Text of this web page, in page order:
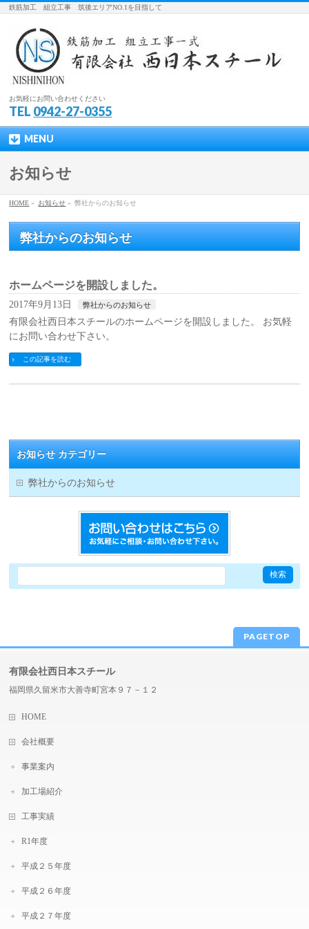
鉄筋加工 組立工事 筑後エリアNO.1を目指して
お気軽にお問い合わせください
TEL 0942-27-0355
MENU
お知らせ
HOME » お知らせ » 弊社からのお知らせ
弊社からのお知らせ
ホームページを開設しました。
2017年9月13日 弊社からのお知らせ
有限会社西日本スチールのホームページを開設しました。 お気軽
にお問い合わせ下さい。
この記事を読む
お知らせ カテゴリー
弊社からのお知らせ
PAGETOP
有限会社西日本スチール
福岡県久留米市大善寺町宮本９７－１２
HOME
会社概要
事業案内
加工場紹介
工事実績
R1年度
平成２５年度
平成２６年度
平成２７年度